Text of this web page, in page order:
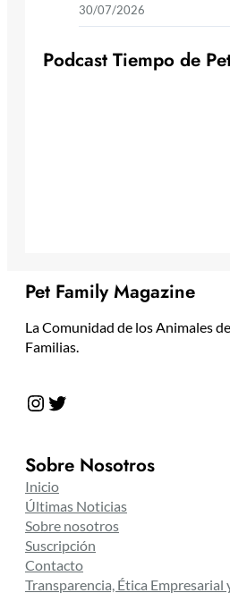
30/07/2026
Podcast Tiempo de Pe
Pet Family Magazine
La Comunidad de los Animales
Familias.
Instagram Twitter
Sobre Nosotros
Inicio
Últimas Noticias
Sobre nosotros
Suscripción
Contacto
Transparencia, Ética